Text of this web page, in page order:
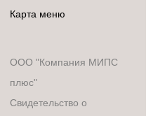
Карта меню
ООО "Компания МИПС
плюс"
Свидетельство о